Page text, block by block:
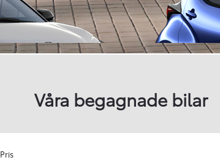
Våra begagnade bilar
Pris